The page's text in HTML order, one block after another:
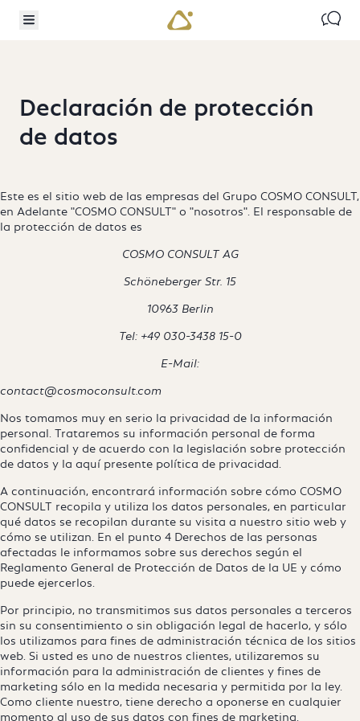
Menú alternativo
Declaración de protección
de datos
Este es el sitio web de las empresas del Grupo COSMO CONSULT,
en Adelante "COSMO CONSULT" o "nosotros". El responsable de
la protección de datos es
COSMO CONSULT AG
Schöneberger Str. 15
10963 Berlin
Tel: +49 030-3438 15-0
E-Mail:
contact@cosmoconsult.com
Nos tomamos muy en serio la privacidad de la información
personal. Trataremos su información personal de forma
confidencial y de acuerdo con la legislación sobre protección
de datos y la aquí presente política de privacidad.
A continuación, encontrará información sobre cómo COSMO
CONSULT recopila y utiliza los datos personales, en particular
qué datos se recopilan durante su visita a nuestro sitio web y
cómo se utilizan. En el punto 4 Derechos de las personas
afectadas le informamos sobre sus derechos según el
Reglamento General de Protección de Datos de la UE y cómo
puede ejercerlos.
Por principio, no transmitimos sus datos personales a terceros
sin su consentimiento o sin obligación legal de hacerlo, y sólo
los utilizamos para fines de administración técnica de los sitios
web. Si usted es uno de nuestros clientes, utilizaremos su
información para la administración de clientes y fines de
marketing sólo en la medida necesaria y permitida por la ley.
Como cliente nuestro, tiene derecho a oponerse en cualquier
momento al uso de sus datos con fines de marketing.